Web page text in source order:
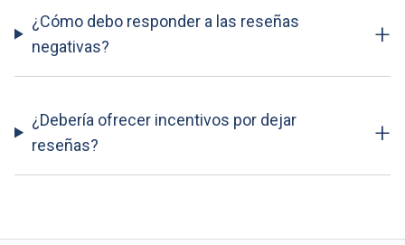
¿Cómo debo responder a las reseñas
negativas?
+
¿Debería ofrecer incentivos por dejar
reseñas?
+